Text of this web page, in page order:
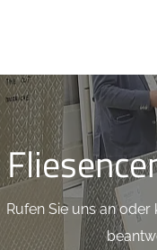
Rufen Sie uns an